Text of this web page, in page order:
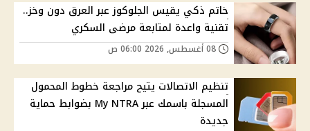
خاتم ذكي يقيس الجلوكوز عبر العرق دون وخز..
تقنية واعدة لمتابعة مرضى السكري
تنظيم الاتصالات يتيح مراجعة خطوط المحمول
المسجلة باسمك عبر My NTRA بضوابط حماية
جديدة